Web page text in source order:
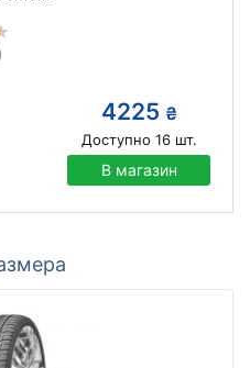
4225 ₴
Доступно 16шт.
В магазин